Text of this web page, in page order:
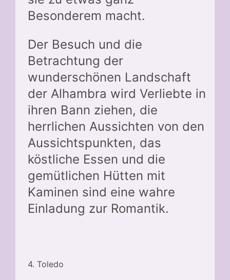
Besonderem macht.
Der Besuch und die
Betrachtung der
wunderschönen Landschaft
der Alhambra wird Verliebte in
ihren Bann ziehen, die
herrlichen Aussichten von den
Aussichtspunkten, das
köstliche Essen und die
gemütlichen Hütten mit
Kaminen sind eine wahre
Einladung zur Romantik.
4. Toledo